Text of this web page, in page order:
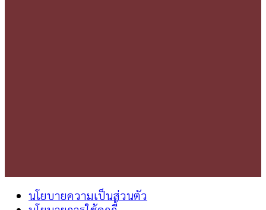
นโยบายความเป็นส่วนตัว